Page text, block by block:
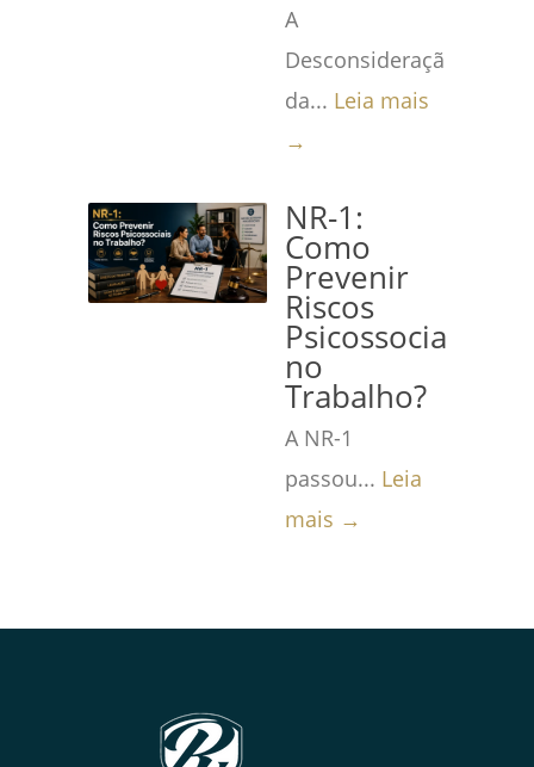
A
Desconsideração
da... Leia mais
→
NR-1:
Como
Prevenir
Riscos
Psicossociais
no
Trabalho?
A NR-1
passou... Leia
mais →